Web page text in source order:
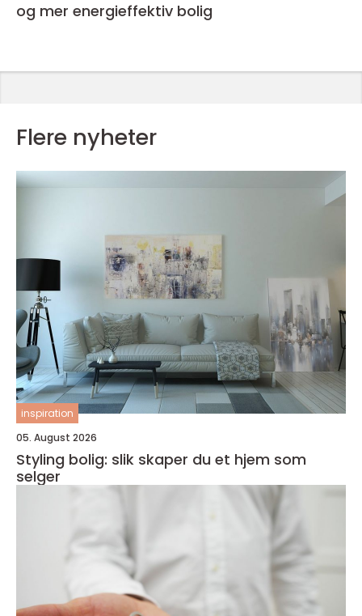
og mer energieffektiv bolig
Flere nyheter
inspiration
05. August 2026
Styling bolig: slik skaper du et hjem som
selger